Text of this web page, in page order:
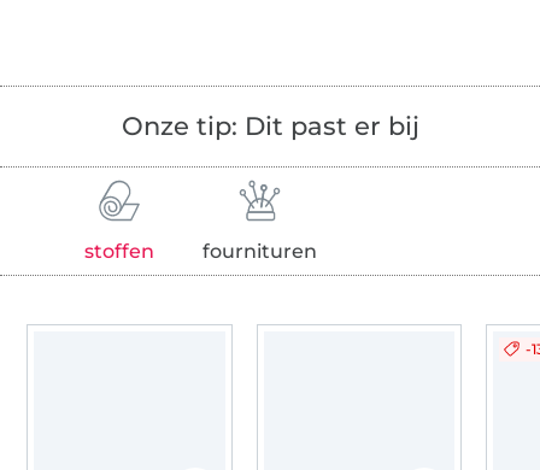
Onze tip: Dit past er bij
stoffen fournituren
-